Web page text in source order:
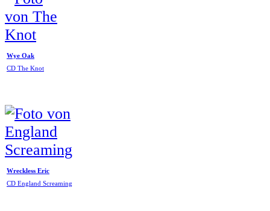
Wye Oak
CD The Knot
Wreckless Eric
CD England Screaming